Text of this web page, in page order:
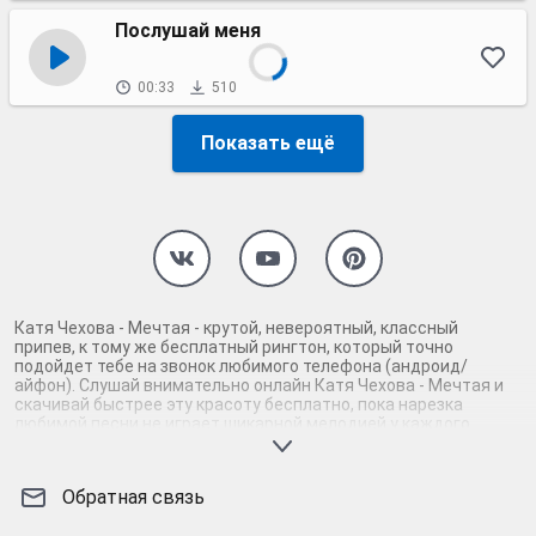
Послушай меня
00:33 510
Показать ещё
Катя Чехова - Мечтая - крутой, невероятный, классный
припев, к тому же бесплатный рингтон, который точно
подойдет тебе на звонок любимого телефона (андроид/
айфон). Слушай внимательно онлайн Катя Чехова - Мечтая и
скачивай быстрее эту красоту бесплатно, пока нарезка
любимой песни не играет шикарной мелодией у каждого
второго на звонке. Будь первым, кто скачает бесплатно сей
можешь найти и скачать другую нарезку mp3 песни на звонок
Обратная связь